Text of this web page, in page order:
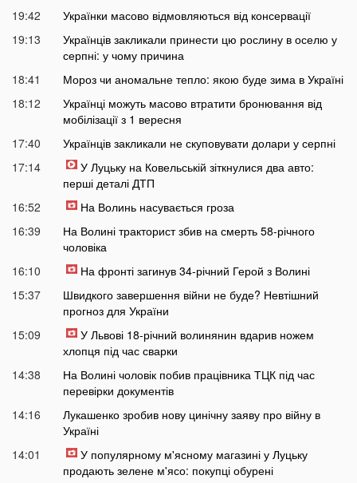
19:42
Українки масово відмовляються від консервації
19:13
Українців закликали принести цю рослину в оселю у
серпні: у чому причина
18:41
Мороз чи аномальне тепло: якою буде зима в Україні
18:12
Українці можуть масово втратити бронювання від
мобілізації з 1 вересня
17:40
Українців закликали не скуповувати долари у серпні
17:14
У Луцьку на Ковельській зіткнулися два авто:
перші деталі ДТП
16:52
На Волинь насувається гроза
16:39
На Волині тракторист збив на смерть 58-річного
чоловіка
16:10
На фронті загинув 34-річний Герой з Волині
15:37
Швидкого завершення війни не буде? Невтішний
прогноз для України
15:09
У Львові 18-річний волинянин вдарив ножем
хлопця під час сварки
14:38
На Волині чоловік побив працівника ТЦК під час
перевірки документів
14:16
Лукашенко зробив нову цинічну заяву про війну в
Україні
14:01
У популярному м'ясному магазині у Луцьку
продають зелене м'ясо: покупці обурені